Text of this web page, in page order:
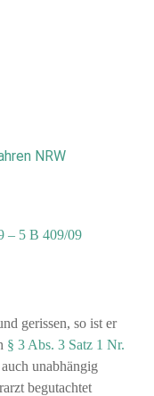
– 5 B 409/09
gerissen, so ist er
§ 3 Abs. 3 Satz 1 Nr.
unabhängig
begutachtet